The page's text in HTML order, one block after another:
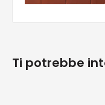
Ti potrebbe